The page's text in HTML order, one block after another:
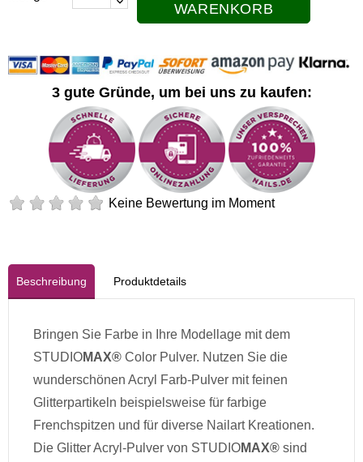
WARENKORB
3 gute Gründe, um bei uns zu kaufen:
Keine Bewertung im Moment
Beschreibung Produktdetails
Bringen Sie Farbe in Ihre Modellage mit dem
STUDIOMAX® Color Pulver. Nutzen Sie die
wunderschönen Acryl Farb-Pulver mit feinen
Glitterpartikeln beispielsweise für farbige
Frenchspitzen und für diverse Nailart Kreationen.
Die Glitter Acryl-Pulver von STUDIOMAX® sind